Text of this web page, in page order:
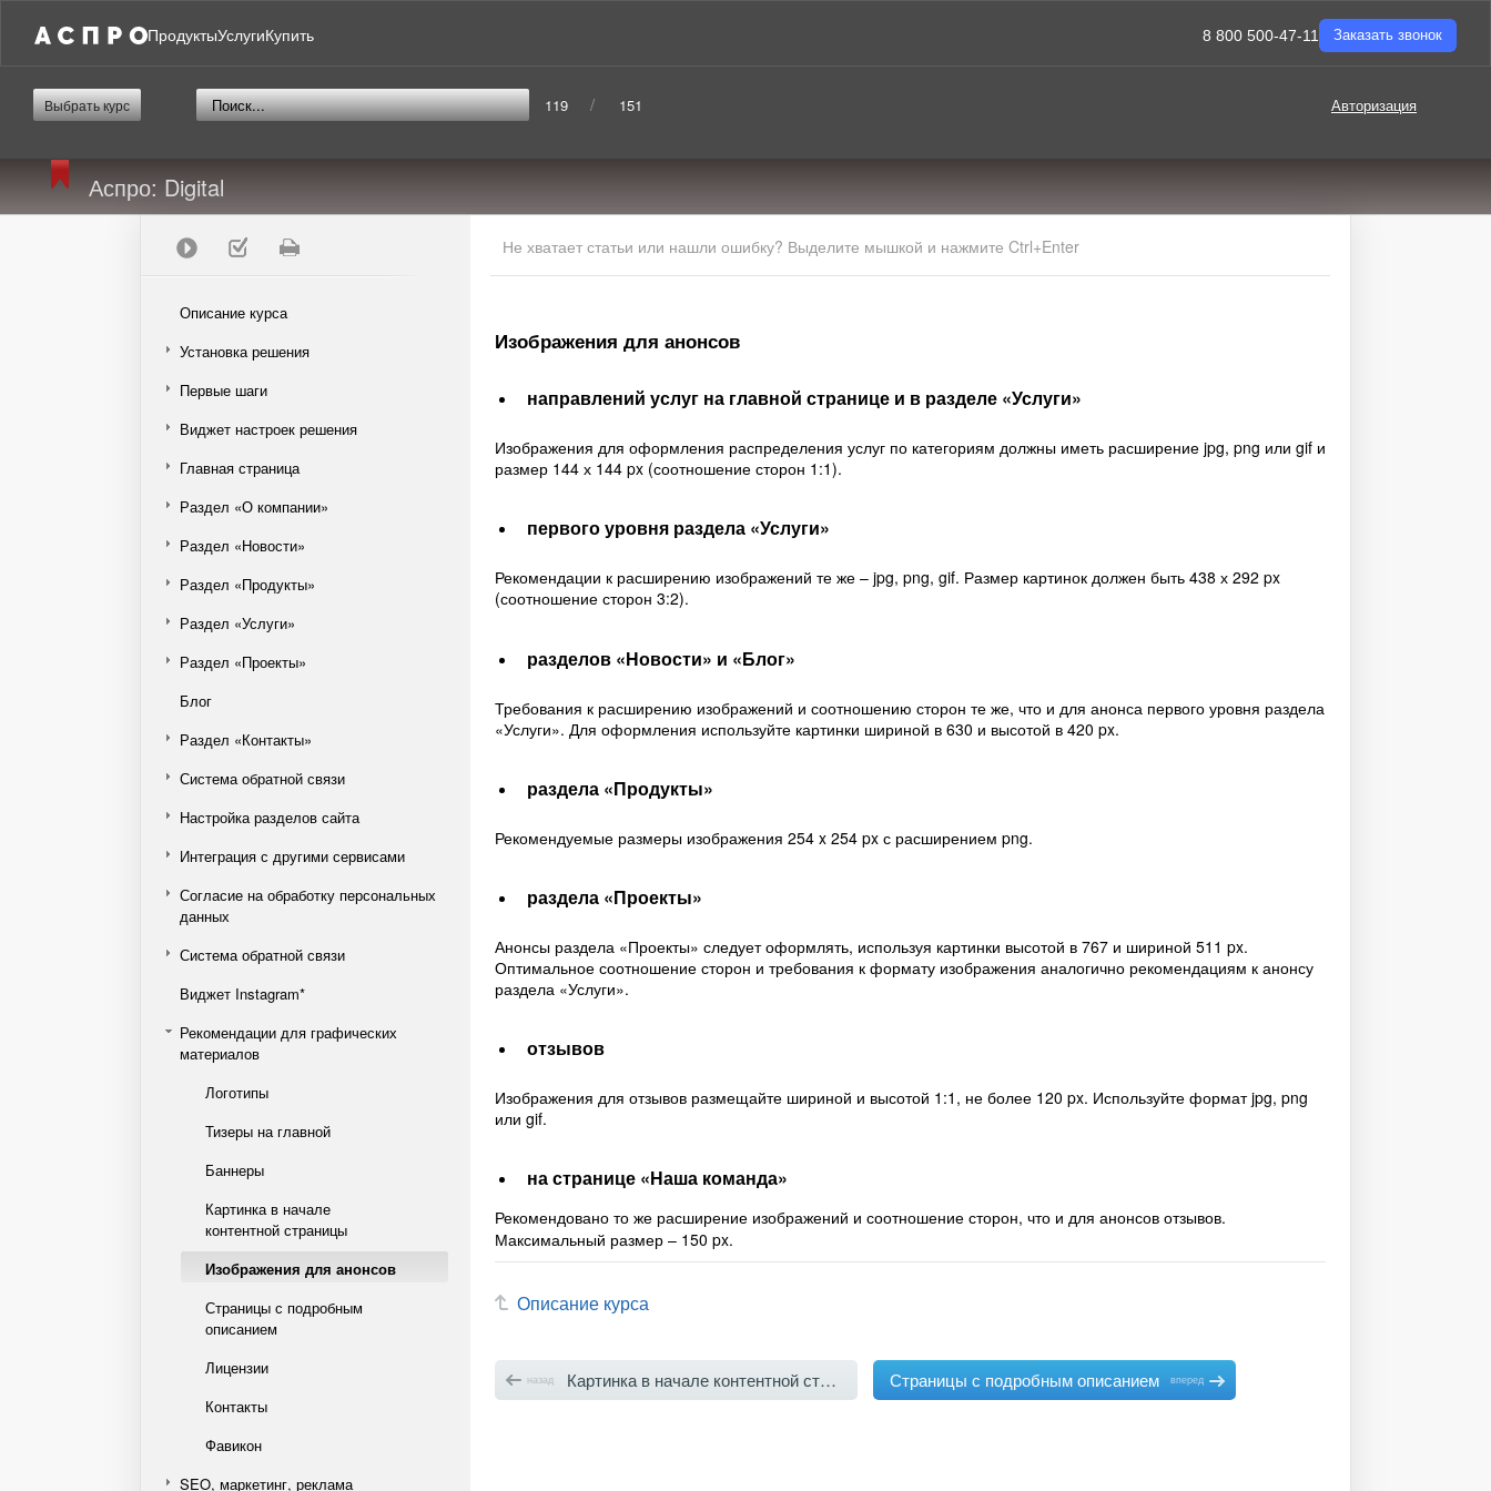
ПродуктыУслугиКупить 8 800 500-47-11 Заказать звонок
Авторизация
Выбрать курс 119 / 151
Аспро: Digital
Описание курса
Установка решения
Первые шаги
Виджет настроек решения
Главная страница
Раздел «О компании»
Раздел «Новости»
Раздел «Продукты»
Раздел «Услуги»
Раздел «Проекты»
Блог
Раздел «Контакты»
Система обратной связи
Настройка разделов сайта
Интеграция с другими сервисами
Согласие на обработку персональных
данных
Система обратной связи
Виджет Instagram*
Рекомендации для графических
материалов
Логотипы
Тизеры на главной
Баннеры
Картинка в начале
контентной страницы
Изображения для анонсов
Страницы с подробным
описанием
Лицензии
Контакты
Фавикон
SEO, маркетинг, реклама
Не хватает статьи или нашли ошибку? Выделите мышкой и нажмите Ctrl+Enter
Изображения для анонсов
направлений услуг на главной странице и в разделе «Услуги»
Изображения для оформления распределения услуг по категориям должны иметь расширение jpg, png или gif и
размер 144 х 144 px (соотношение сторон 1:1).
первого уровня раздела «Услуги»
Рекомендации к расширению изображений те же – jpg, png, gif. Размер картинок должен быть 438 х 292 px
(соотношение сторон 3:2).
разделов «Новости» и «Блог»
Требования к расширению изображений и соотношению сторон те же, что и для анонса первого уровня раздела
«Услуги». Для оформления используйте картинки шириной в 630 и высотой в 420 px.
раздела «Продукты»
Рекомендуемые размеры изображения 254 x 254 px с расширением png.
раздела «Проекты»
Анонсы раздела «Проекты» следует оформлять, используя картинки высотой в 767 и шириной 511 px.
Оптимальное соотношение сторон и требования к формату изображения аналогично рекомендациям к анонсу
раздела «Услуги».
отзывов
Изображения для отзывов размещайте шириной и высотой 1:1, не более 120 px. Используйте формат jpg, png
или gif.
на странице «Наша команда»
Рекомендовано то же расширение изображений и соотношение сторон, что и для анонсов отзывов.
Максимальный размер – 150 px.
Описание курса
назад Картинка в начале контентной страницы Страницы с подробным описанием вперед